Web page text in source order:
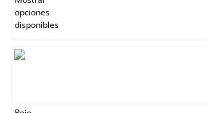
opciones
disponibles